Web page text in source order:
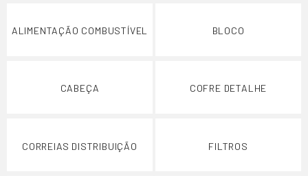
ALIMENTAÇÃO COMBUSTÍVEL BLOCO
CABEÇA COFRE DETALHE
CORREIAS DISTRIBUIÇÃO FILTROS